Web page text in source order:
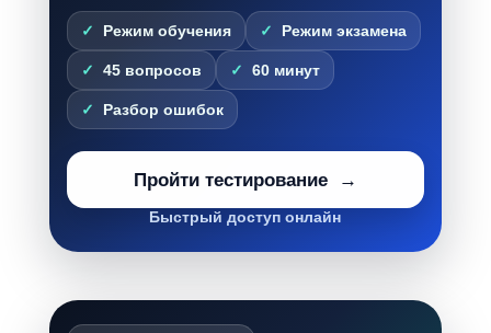
Режим обучения Режим экзамена
45 вопросов 60 минут
Разбор ошибок
Пройти тестирование
Быстрый доступ онлайн